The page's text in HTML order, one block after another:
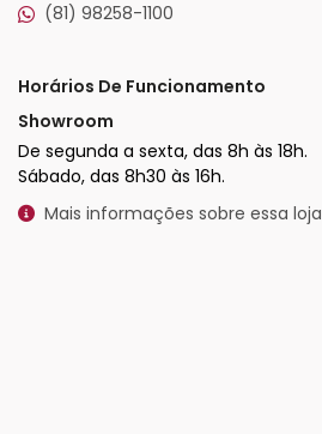
(81) 98258-1100
Horários De Funcionamento
Showroom
De segunda a sexta, das 8h às 18h.
Sábado, das 8h30 às 16h.
Mais informações sobre essa loja